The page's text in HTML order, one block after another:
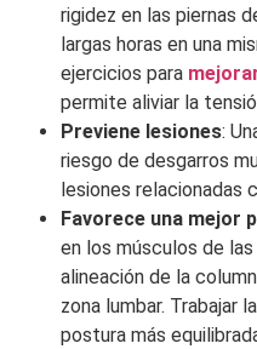
rigidez en las piernas
largas horas en una
ejercicios para
permite aliviar la
Previene lesiones:
riesgo de desgarros
lesiones relacionadas
Favorece una mejor
en los músculos de
alineación de la
zona lumbar. Trabajar
postura más